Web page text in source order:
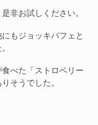
非お試しください。
もジョッキパフェと
べた「ストロベリー
そうでした。